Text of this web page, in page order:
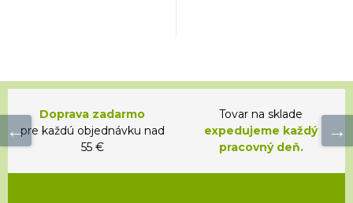
Doprava zadarmo
pre každú objednávku nad
55 €
Tovar na sklade
expedujeme každý
pracovný deň.